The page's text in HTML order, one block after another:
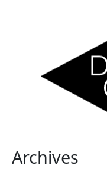
Archives